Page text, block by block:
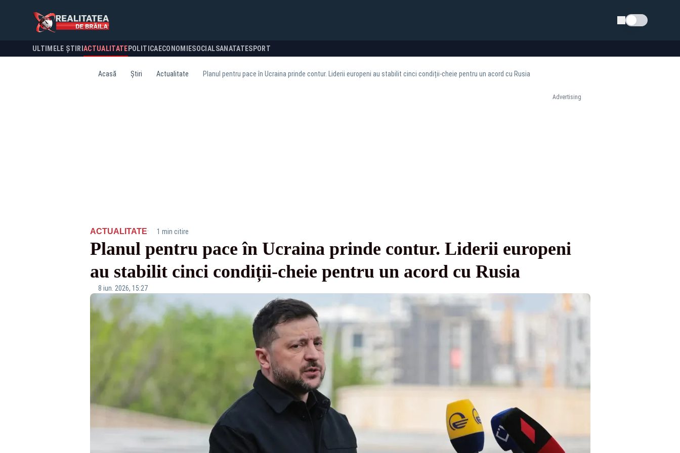
Schimba tema
ULTIMELE ȘTIRI ACTUALITATE POLITICA ECONOMIESOCIALSANATATESPORT
Acasă Știri Actualitate Planul pentru pace în Ucraina prinde contur. Liderii europeni au stabilit cinci condiții-cheie pentru un acord cu Rusia
Advertising
ACTUALITATE· 1 min citire
Planul pentru pace în Ucraina prinde contur. Liderii europeni
au stabilit cinci condiții-cheie pentru un acord cu Rusia
8 iun. 2026, 15:27